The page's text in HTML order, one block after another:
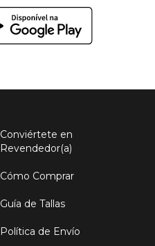
Conviértete en
Revendedor(a)
Cómo Comprar
Guía de Tallas
Política de Envío